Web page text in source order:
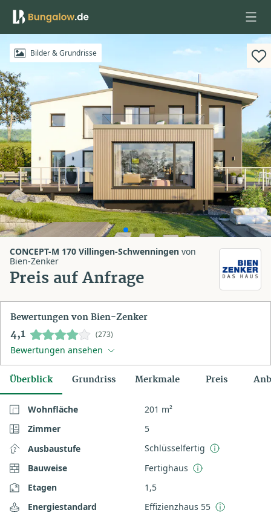
Anmelden
Bilder & Grundrisse
CONCEPT-M 170 Villingen-Schwenningen von
Bien-Zenker
Preis auf Anfrage
Bewertungen von Bien-Zenker
4,1 (273)
Bewertungen ansehen
Überblick Grundriss Merkmale Preis
Wohnfläche
201 m²
Zimmer
5
Ausbaustufe
Schlüsselfertig
Bauweise
Fertighaus
Etagen
1,5
Energiestandard
Effizienzhaus 55